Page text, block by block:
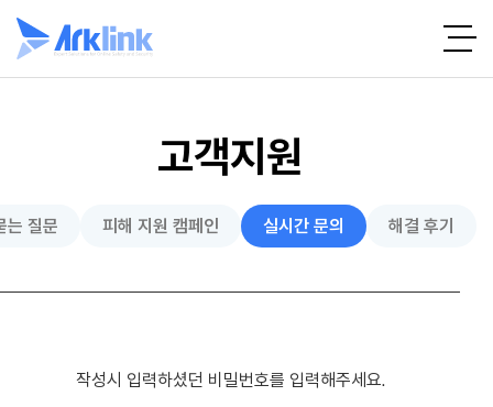
고객지원
는 질문 피해 지원 캠페인 실시간 문의 해결 후기
작성시 입력하셨던 비밀번호를 입력해주세요.